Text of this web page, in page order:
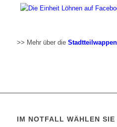
>> Mehr über die
IM NOTFALL WÄHLEN